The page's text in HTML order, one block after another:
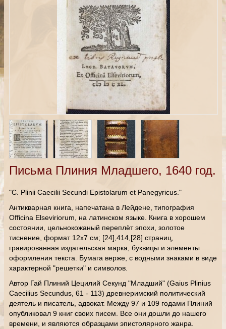
Письма Плиния Младшего, 1640 год.
"C. Plinii Caecilii Secundi Epistolarum et Panegyricus."
Антикварная книга, напечатана в Лейдене, типография
Officina Elseviriorum, на латинском языке. Книга в хорошем
состоянии, цельнокожаный переплёт эпохи, золотое
тиснение, формат 12х7 см; [24],414,[28] страниц,
гравированная издательская марка, буквицы и элементы
оформления текста. Бумага верже, с водными знаками в виде
характерной "решетки" и символов.
Автор Гай Плиний Цецилий Секунд "Младший" (Gaius Plinius
Caecilius Secundus, 61 - 113) древнеримский политический
деятель и писатель, адвокат. Между 97 и 109 годами Плиний
опубликовал 9 книг своих писем. Все они дошли до нашего
времени, и являются образцами эпистолярного жанра.